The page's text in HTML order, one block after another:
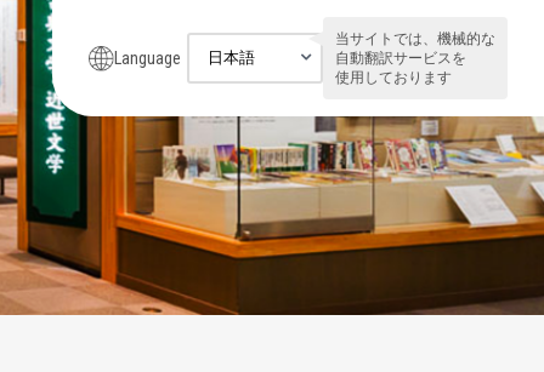
Language
当サイトでは、機械的な
自動翻訳サービスを
使用しております